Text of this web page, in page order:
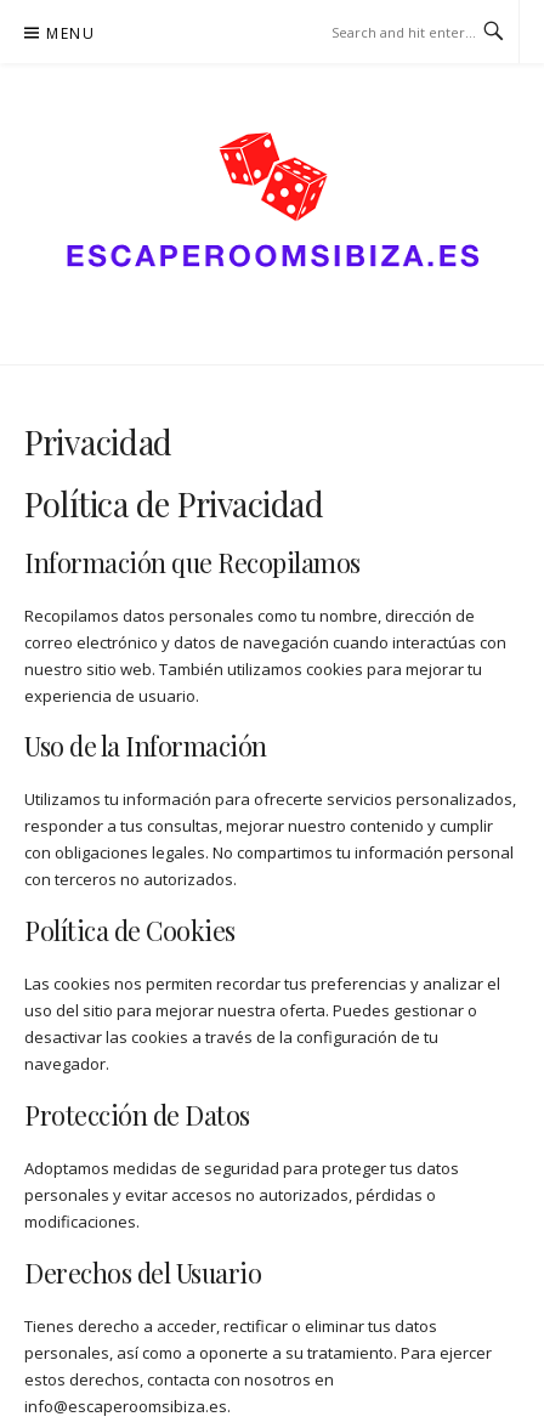
MENU
Privacidad
Política de Privacidad
Información que Recopilamos
Recopilamos datos personales como tu nombre, dirección de
correo electrónico y datos de navegación cuando interactúas con
nuestro sitio web. También utilizamos cookies para mejorar tu
experiencia de usuario.
Uso de la Información
Utilizamos tu información para ofrecerte servicios personalizados,
responder a tus consultas, mejorar nuestro contenido y cumplir
con obligaciones legales. No compartimos tu información personal
con terceros no autorizados.
Política de Cookies
Las cookies nos permiten recordar tus preferencias y analizar el
uso del sitio para mejorar nuestra oferta. Puedes gestionar o
desactivar las cookies a través de la configuración de tu
navegador.
Protección de Datos
Adoptamos medidas de seguridad para proteger tus datos
personales y evitar accesos no autorizados, pérdidas o
modificaciones.
Derechos del Usuario
Tienes derecho a acceder, rectificar o eliminar tus datos
personales, así como a oponerte a su tratamiento. Para ejercer
estos derechos, contacta con nosotros en
info@escaperoomsibiza.es.